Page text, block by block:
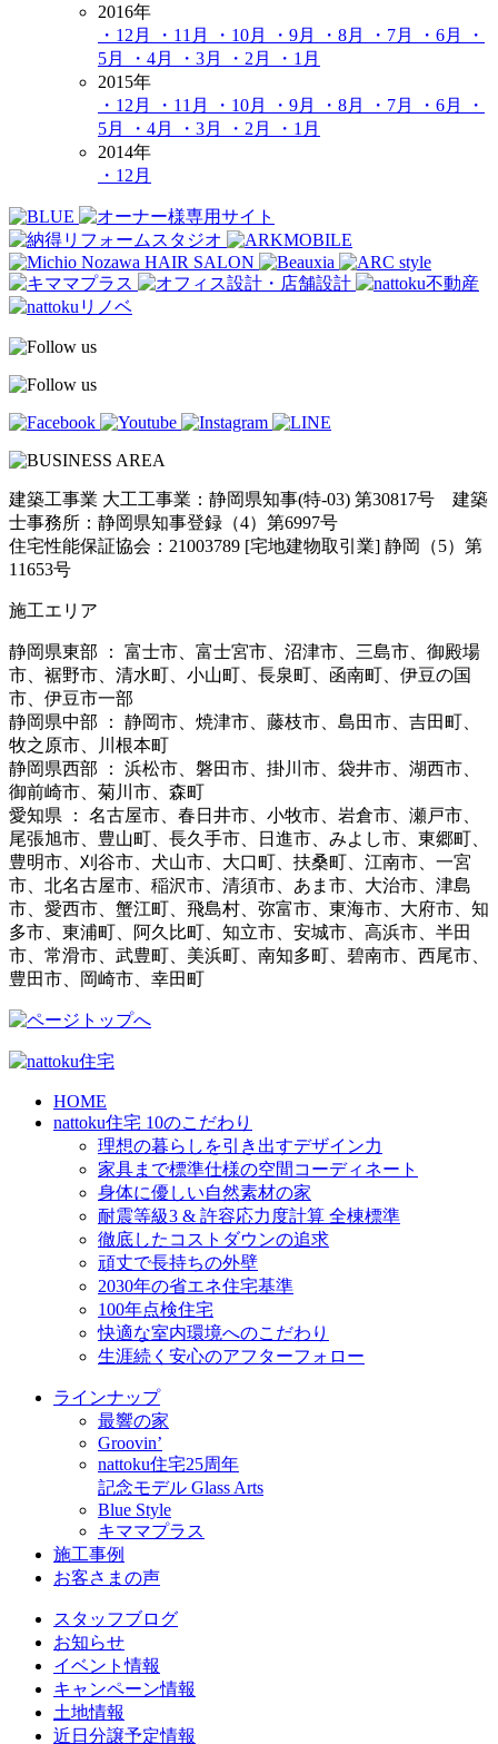
2016年
・12月
・11月 ・10月 ・9月 ・8月 ・7月 ・6月
・
5月
・4月 ・3月 ・2月
・1月
2015年
・12月
・11月 ・10月 ・9月 ・8月 ・7月 ・6月
・
5月
・4月 ・3月 ・2月
・1月
2014年
・12月
建築工事業 大工工事業：静岡県知事(特-03) 第30817号 建築
士事務所：静岡県知事登録（4）第6997号
住宅性能保証協会：21003789 [宅地建物取引業] 静岡（5）第
11653号
施工エリア
静岡県東部 ： 富士市、富士宮市、沼津市、三島市、御殿場
市、裾野市、清水町、小山町、長泉町、函南町、伊豆の国
市、伊豆市一部
静岡県中部 ： 静岡市、焼津市、藤枝市、島田市、吉田町、
牧之原市、川根本町
静岡県西部 ： 浜松市、磐田市、掛川市、袋井市、湖西市、
御前崎市、菊川市、森町
愛知県 ： 名古屋市、春日井市、小牧市、岩倉市、瀬戸市、
尾張旭市、豊山町、長久手市、日進市、みよし市、東郷町、
豊明市、刈谷市、犬山市、大口町、扶桑町、江南市、一宮
市、北名古屋市、稲沢市、清須市、あま市、大治市、津島
市、愛西市、蟹江町、飛島村、弥富市、東海市、大府市、知
多市、東浦町、阿久比町、知立市、安城市、高浜市、半田
市、常滑市、武豊町、美浜町、南知多町、碧南市、西尾市、
豊田市、岡崎市、幸田町
HOME
nattoku住宅 10のこだわり
理想の暮らしを引き出すデザイン力
家具まで標準仕様の空間コーディネート
身体に優しい自然素材の家
耐震等級3 & 許容応力度計算 全棟標準
徹底したコストダウンの追求
頑丈で長持ちの外壁
2030年の省エネ住宅基準
100年点検住宅
快適な室内環境へのこだわり
生涯続く安心のアフターフォロー
ラインナップ
最響の家
Groovin’
nattoku住宅25周年
記念モデル Glass Arts
Blue Style
キママプラス
施工事例
お客さまの声
スタッフブログ
お知らせ
イベント情報
キャンペーン情報
土地情報
近日分譲予定情報